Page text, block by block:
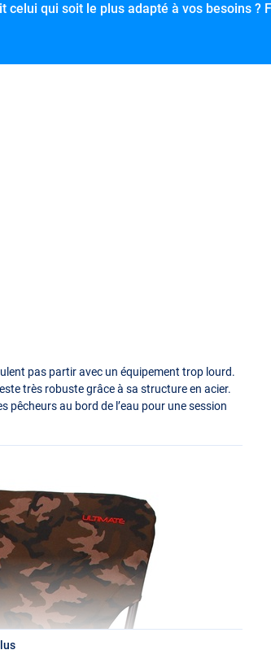
celui qui soit le plus adapté à vos besoins ?
pas partir avec un équipement trop lourd.
très robuste grâce à sa structure en acier.
au bord de l’eau pour une session